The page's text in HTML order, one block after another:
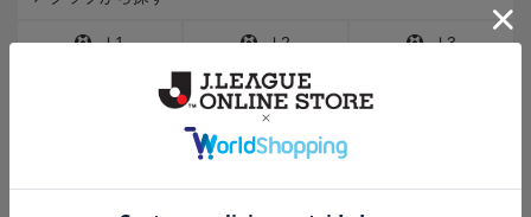
Ｊ1 Ｊ2 Ｊ3
インフォメーション
Ｊリーグオンラインストアとは